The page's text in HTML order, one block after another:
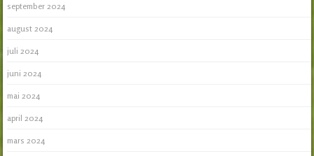
september 2024
august 2024
juli 2024
juni 2024
mai 2024
april 2024
mars 2024